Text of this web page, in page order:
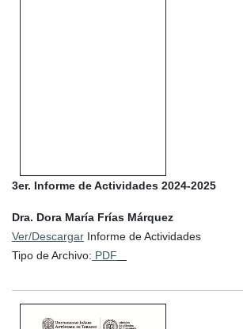
3er. Informe de Actividades 2024-2025
Dra. Dora María Frías Márquez
Ver/Descargar Informe de Actividades
Tipo de Archivo: PDF